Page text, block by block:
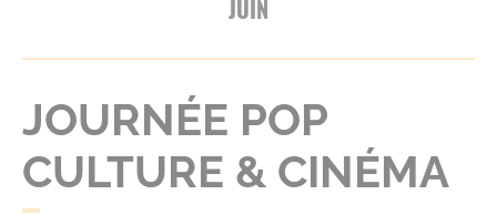
JUIN
JOURNÉE POP
CULTURE & CINÉMA